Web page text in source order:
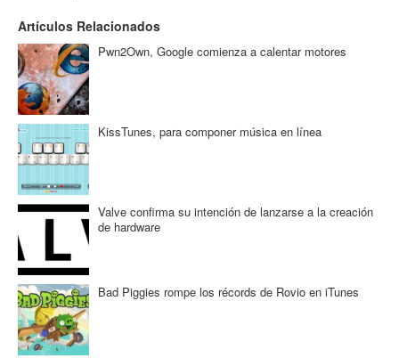
Artículos Relacionados
Pwn2Own, Google comienza a calentar motores
KissTunes, para componer música en línea
Valve confirma su intención de lanzarse a la creación
de hardware
Bad Piggies rompe los récords de Rovio en iTunes